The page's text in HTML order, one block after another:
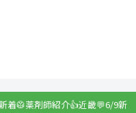
着🥼薬剤師紹介👍近畿💬6/9新